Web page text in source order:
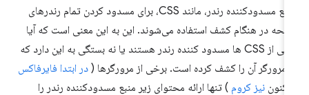
منابع مسدودکننده رندر، مانند CSS، برای مسدود کردن تمام رندرهای
در هنگام کشف استفاده می‌شوند. این به این معنی است که آیا
برخی از CSS ها مسدود کننده رندر هستند یا نه بستگی به این دارد که
مرورگر آن را کشف کرده است. برخی از مرورگرها (در ابتدا فایرفاکس
نیز کروم) تنها ارائه محتوای زیر منبع مسدودکننده رندر را